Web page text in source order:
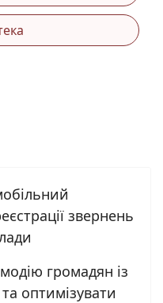
звернень
громадян із
оптимізувати